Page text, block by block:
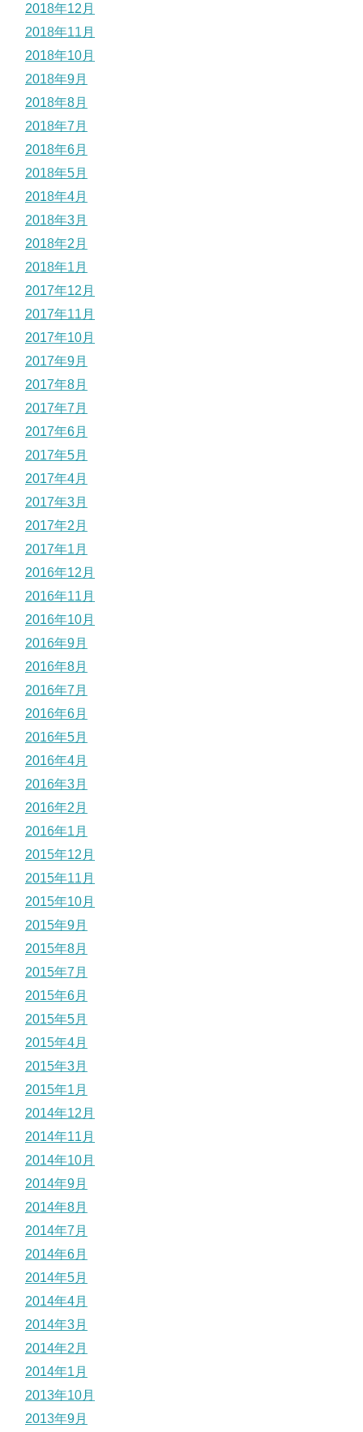
2018年12月
2018年11月
2018年10月
2018年9月
2018年8月
2018年7月
2018年6月
2018年5月
2018年4月
2018年3月
2018年2月
2018年1月
2017年12月
2017年11月
2017年10月
2017年9月
2017年8月
2017年7月
2017年6月
2017年5月
2017年4月
2017年3月
2017年2月
2017年1月
2016年12月
2016年11月
2016年10月
2016年9月
2016年8月
2016年7月
2016年6月
2016年5月
2016年4月
2016年3月
2016年2月
2016年1月
2015年12月
2015年11月
2015年10月
2015年9月
2015年8月
2015年7月
2015年6月
2015年5月
2015年4月
2015年3月
2015年1月
2014年12月
2014年11月
2014年10月
2014年9月
2014年8月
2014年7月
2014年6月
2014年5月
2014年4月
2014年3月
2014年2月
2014年1月
2013年10月
2013年9月